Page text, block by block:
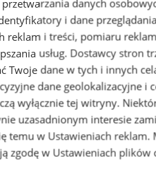
danych
i dane
reklam i treści, pomiaru
usług. Dostawcy stron
Twoje dane w tych i innych
dane geolokalizacyjne i
wyłącznie tej witryny.
uzasadnionym interesie
temu w Ustawieniach reklam.
zgodę w Ustawieniach plików